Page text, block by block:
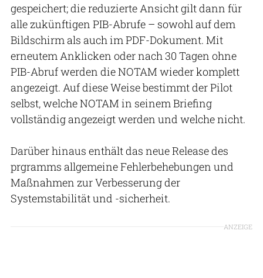
gespeichert; die reduzierte Ansicht gilt dann für
alle zukünftigen PIB-Abrufe – sowohl auf dem
Bildschirm als auch im PDF-Dokument. Mit
erneutem Anklicken oder nach 30 Tagen ohne
PIB-Abruf werden die NOTAM wieder komplett
angezeigt. Auf diese Weise bestimmt der Pilot
selbst, welche NOTAM in seinem Briefing
vollständig angezeigt werden und welche nicht.
Darüber hinaus enthält das neue Release des
prgramms allgemeine Fehlerbehebungen und
Maßnahmen zur Verbesserung der
Systemstabilität und -sicherheit.
ANZEIGE